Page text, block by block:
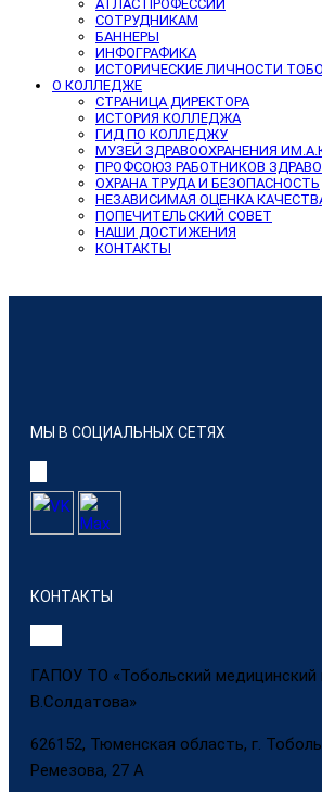
АТЛАС ПРОФЕССИЙ
СОТРУДНИКАМ
БАННЕРЫ
ИНФОГРАФИКА
ИСТОРИЧЕСКИЕ ЛИЧНОСТИ
О КОЛЛЕДЖЕ
СТРАНИЦА ДИРЕКТОРА
ИСТОРИЯ КОЛЛЕДЖА
ГИД ПО КОЛЛЕДЖУ
МУЗЕЙ ЗДРАВООХРАНЕНИЯ
ПРОФСОЮЗ РАБОТНИКОВ
ОХРАНА ТРУДА И БЕЗОПАСНОСТЬ
НЕЗАВИСИМАЯ ОЦЕНКА
ПОПЕЧИТЕЛЬСКИЙ СОВЕТ
НАШИ ДОСТИЖЕНИЯ
КОНТАКТЫ
МЫ В СОЦИАЛЬНЫХ СЕТЯХ
КОНТАКТЫ
ГАПОУ ТО «Тобольский медицинский
В.Солдатова»
626152, Тюменская область, г.
Ремезова, 27 А